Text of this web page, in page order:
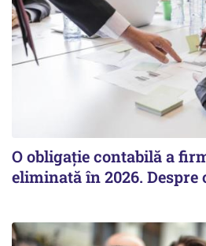
O obligație contabilă a
eliminată în 2026. Despre